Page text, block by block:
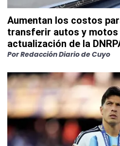
Aumentan los costos
transferir autos y
actualización de la
PorRedacción Diario de Cuyo